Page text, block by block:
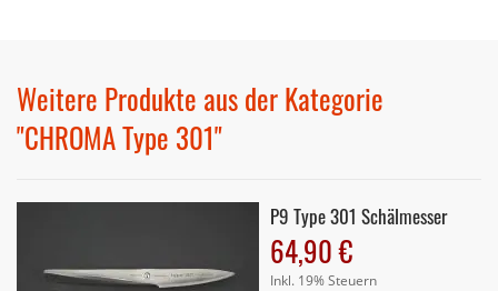
Weitere Produkte aus der Kategorie
"CHROMA Type 301"
P9 Type 301 Schälmesser
64,90 €
Inkl. 19% Steuern